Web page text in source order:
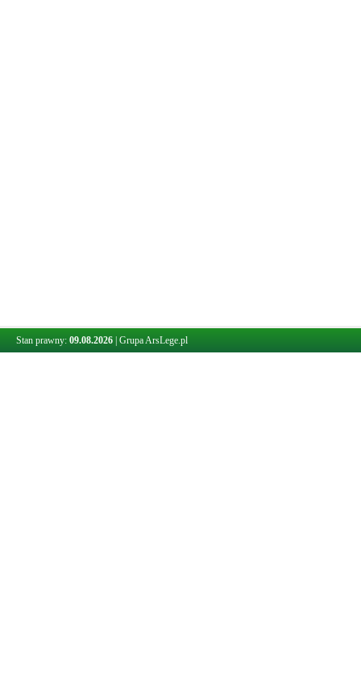
Stan prawny: 09.08.2026 Grupa ArsLege.pl